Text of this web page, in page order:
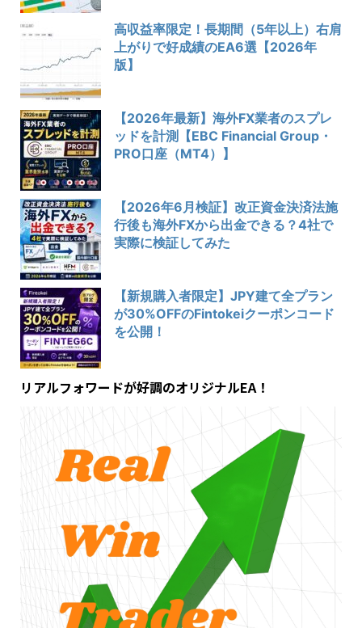
高収益率限定！長期間（5年以上）右肩
上がりで好成績のEA6選【2026年
版】
【2026年最新】海外FX業者のスプレ
ッドを計測【EBC Financial Group・
PRO口座（MT4）】
【2026年6月検証】改正資金決済法施
行後も海外FXから出金できる？4社で
実際に検証してみた
【新規購入者限定】JPY建て全プラン
が30%OFFのFintokeiクーポンコード
を公開！
リアルフォワードが好調のオリジナルEA！